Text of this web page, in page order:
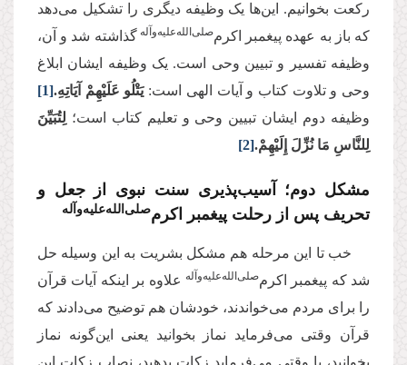
رکعت بخوانیم. این‌ها یک وظیفه دیگری را تشکیل می‌دهد
که باز به عهده پیغمبر اکرم‌صلی‌‌الله‌‌علیه‌‌و‌آلهگذاشته شد و آن،
وظیفه تفسیر و تبیین وحی است. یک وظیفه ایشان ابلاغ
وحی و تلاوت کتاب و آیات الهی است:يَتْلُو عَلَيْهِمْ آيَاتِهِ.[1]
وظیفه دوم ایشان تبیین وحی و تعلیم کتاب است؛ لِتُبَيِّنَ
لِلنَّاسِ مَا نُزِّلَ إِلَيْهِمْ.[2]
مشکل دوم؛ آسیب‌پذیری سنت نبوی از جعل و
تحریف پس از رحلت پیغمبر اکرم‌صلی‌‌الله‌‌علیه‌‌و‌آله
خب تا این مرحله هم مشکل بشریت به این وسیله حل
شد که پیغمبر اکرم‌صلی‌‌الله‌‌علیه‌‌و‌آله علاوه بر اینکه آیات قرآن
را برای مردم می‌خواندند، خودشان هم توضیح می‌دادند که
قرآن وقتی می‌فرماید نماز بخوانید یعنی این‌گونه نماز
بخوانید، یا وقتی می‌فرماید زکات بدهید، نصاب زکات این